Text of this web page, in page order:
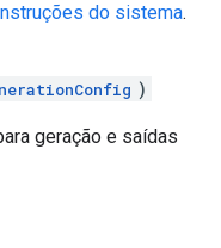
do sistema.
)
geração e saídas